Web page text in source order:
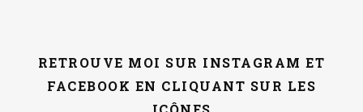
RETROUVE MOI SUR INSTAGRAM ET
FACEBOOK EN CLIQUANT SUR LES